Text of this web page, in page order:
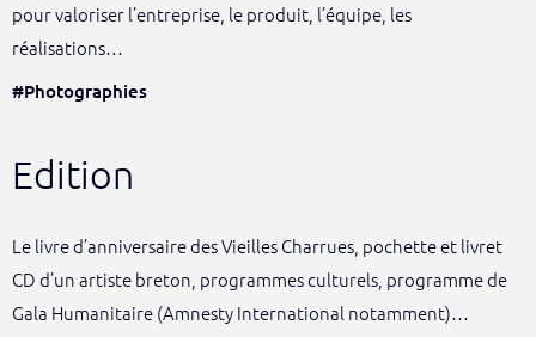
pour valoriser l’entreprise, le produit, l’équipe, les
réalisations…
#Photographies
Edition
Le livre d’anniversaire des Vieilles Charrues, pochette et livret
CD d’un artiste breton, programmes culturels, programme de
Gala Humanitaire (Amnesty International notamment)…